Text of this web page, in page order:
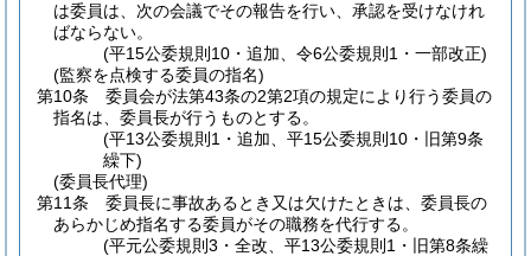
は委員は、次の会議でその報告を行い、承認を受けなけれ
ばならない。
(平15公委規則10・追加、令6公委規則1・一部改正)
(監察を点検する委員の指名)
第10条
委員会が法第43条の2第2項の規定により行う委員の
指名は、委員長が行うものとする。
(平13公委規則1・追加、平15公委規則10・旧第9条
繰下)
(委員長代理)
第11条
委員長に事故あるとき又は欠けたときは、委員長の
あらかじめ指名する委員がその職務を代行する。
(平元公委規則3・全改、平13公委規則1・旧第8条繰